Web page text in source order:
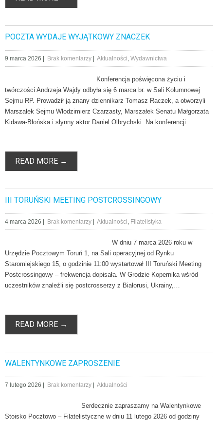
POCZTA WYDAJE WYJĄTKOWY ZNACZEK
9 marca 2026 Brak komentarzy Aktualności, Wydawnictwa
Konferencja poświęcona życiu i
twórczości Andrzeja Wajdy odbyła się 6 marca br. w Sali Kolumnowej
Sejmu RP. Prowadził ją znany dziennikarz Tomasz Raczek, a otworzyli
Marszałek Sejmu Włodzimierz Czarzasty, Marszałek Senatu Małgorzata
Kidawa-Błońska i słynny aktor Daniel Olbrychski. Na konferencji…
READ MORE →
III TORUŃSKI MEETING POSTCROSSINGOWY
4 marca 2026 Brak komentarzy Aktualności, Filatelistyka
W dniu 7 marca 2026 roku w
Urzędzie Pocztowym Toruń 1, na Sali operacyjnej od Rynku
Staromiejskiego 15, o godzinie 11:00 wystartował III Toruński Meeting
Postcrossingowy – frekwencja dopisała. W Grodzie Kopernika wśród
uczestników znaleźli się postcrosserzy z Białorusi, Ukrainy,…
READ MORE →
WALENTYNKOWE ZAPROSZENIE
7 lutego 2026 Brak komentarzy Aktualności
Serdecznie zapraszamy na Walentynkowe
Stoisko Pocztowo – Filatelistyczne w dniu 11 lutego 2026 od godziny